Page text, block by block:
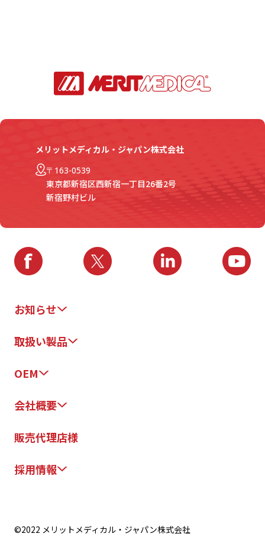
メリットメディカル・ジャパン株式会社
〒163-0539
東京都新宿区西新宿一丁目26番2号
新宿野村ビル
お知らせ
取扱い製品
OEM
会社概要
販売代理店様
採用情報
©2022 メリットメディカル・ジャパン株式会社